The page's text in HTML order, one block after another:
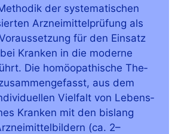
der sys­te­ma­ti­schen
Arz­nei­mit­tel­prü­fung als
für den Ein­satz
Kran­ken in die moder­ne
Die homöo­pa­thi­sche The­
aus dem
Viel­falt von Lebens­
Kran­ken mit den bis­lang
(ca. 2–